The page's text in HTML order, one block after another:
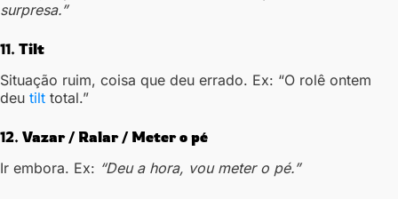
surpresa.”
11. Tilt
Situação ruim, coisa que deu errado. Ex: “O rolê ontem
deu tilt total.”
12. Vazar / Ralar / Meter o pé
Ir embora. Ex: “Deu a hora, vou meter o pé.”